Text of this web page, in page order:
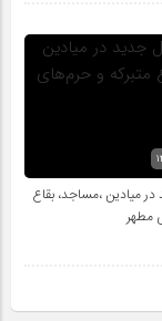
میادین ،مساجد، بقاع
مطهر